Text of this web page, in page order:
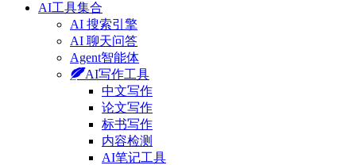
AI工具集合
AI 搜索引擎
AI 聊天问答
Agent智能体
AI写作工具
中文写作
论文写作
标书写作
内容检测
AI笔记工具